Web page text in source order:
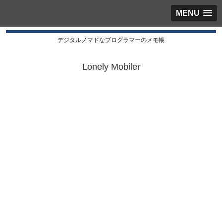
MENU
デジタルノマドなプログラマーのメモ帳
Lonely Mobiler